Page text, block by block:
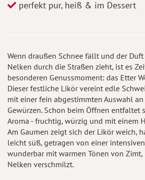
perfekt pur, heiß & im Dessert
Wenn draußen Schnee fällt und der
Nelken durch die Straßen zieht, ist es
besonderen Genussmoment: das Etter
Dieser festliche Likör vereint edle
mit einer fein abgestimmten Auswahl
Gewürzen. Schon beim Öffnen entfaltet
Aroma - fruchtig, würzig und mit einem
Am Gaumen zeigt sich der Likör weich,
leicht süß, getragen von einer
wunderbar mit warmen Tönen von Zimt,
Nelken verschmilzt.